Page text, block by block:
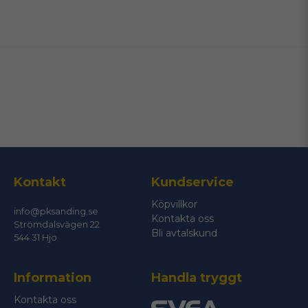
Ja, ni får publicera min fråga
Skicka fråga
Kontakt
info@pksanding.se
Strömdalsvägen 22
544 31 Hjo
Kundservice
Köpvillkor
Kontakta oss
Bli avtalskund
Information
Kontakta oss
Handla tryggt